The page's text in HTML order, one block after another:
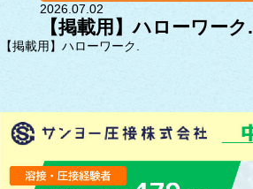
2026.07.02
【掲載用】ハローワーク.
【掲載用】ハローワーク.